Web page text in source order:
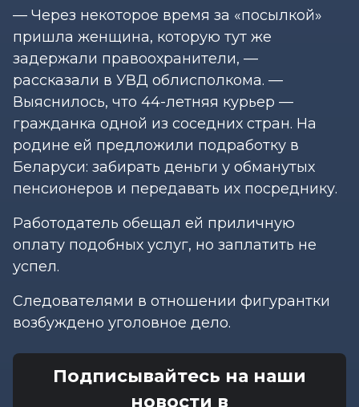
— Через некоторое время за «посылкой»
пришла женщина, которую тут же
задержали правоохранители, —
рассказали в УВД облисполкома. —
Выяснилось, что 44-летняя курьер —
гражданка одной из соседних стран. На
родине ей предложили подработку в
Беларуси: забирать деньги у обманутых
пенсионеров и передавать их посреднику.
Работодатель обещал ей приличную
оплату подобных услуг, но заплатить не
успел.
Следователями в отношении фигурантки
возбуждено уголовное дело.
Подписывайтесь на наши
новости в